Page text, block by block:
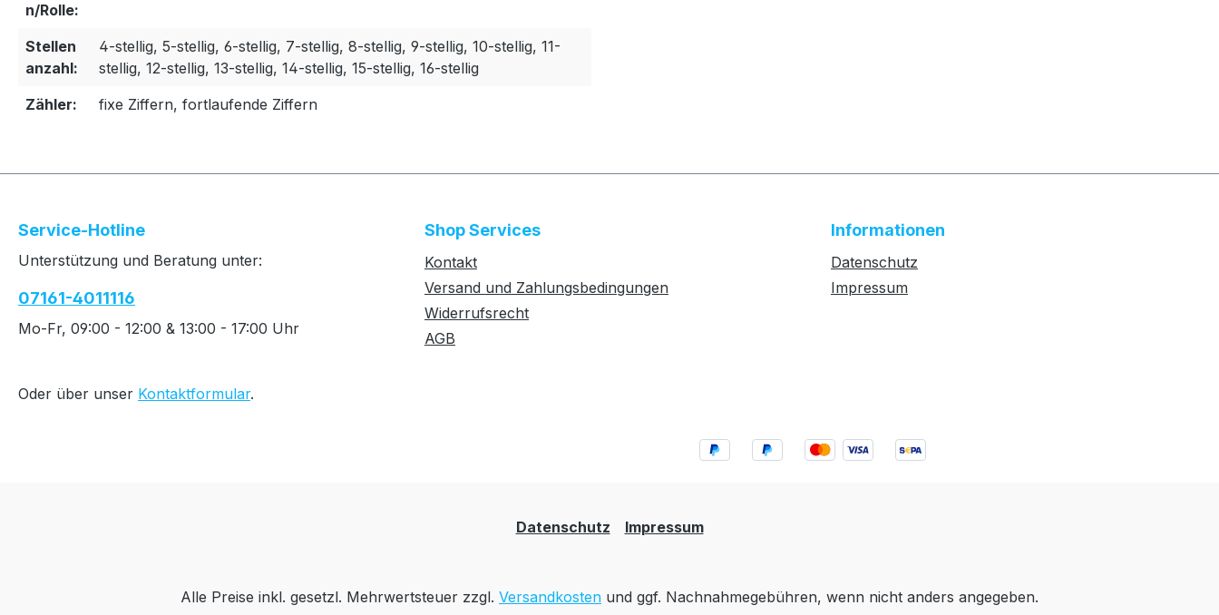
n/Rolle:
Stellen
anzahl:
4-stellig, 5-stellig, 6-stellig, 7-stellig, 8-stellig, 9-stellig, 10-stellig, 11-
stellig, 12-stellig, 13-stellig, 14-stellig, 15-stellig, 16-stellig
Zähler:
fixe Ziffern, fortlaufende Ziffern
Service-Hotline
Unterstützung und Beratung unter:
07161-4011116
Mo-Fr, 09:00 - 12:00 & 13:00 - 17:00 Uhr
Oder über unser Kontaktformular.
Shop Services
Kontakt
Versand und Zahlungsbedingungen
Widerrufsrecht
AGB
Informationen
Datenschutz
Impressum
Datenschutz Impressum
Alle Preise inkl. gesetzl. Mehrwertsteuer zzgl. Versandkosten und ggf. Nachnahmegebühren, wenn nicht anders angegeben.